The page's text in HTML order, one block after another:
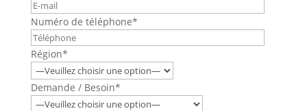
Numéro de téléphone*
Région*
Demande / Besoin*